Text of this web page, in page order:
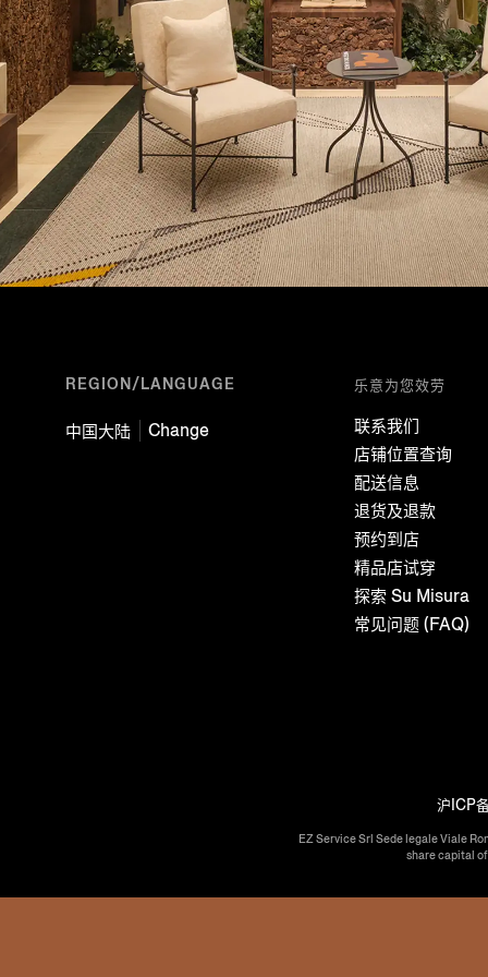
REGION/LANGUAGE
中国大陆 Change
乐意为您效劳
联系我们
店铺位置查询
配送信息
退货及退款
预约到店
精品店试穿
探索 Su Misura
常见问题 (FAQ)
沪ICP
EZ Service Srl Sede legale Viale
share capital